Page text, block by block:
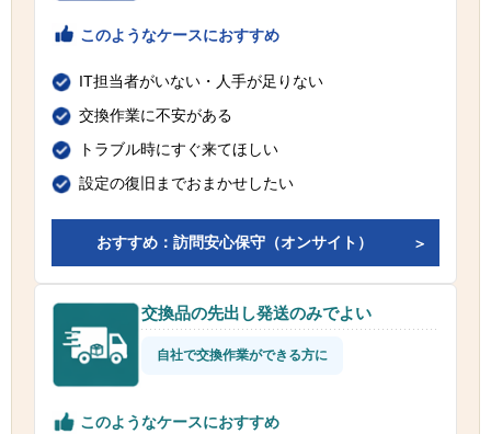
このようなケースにおすすめ
IT担当者がいない・人手が足りない
交換作業に不安がある
トラブル時にすぐ来てほしい
設定の復旧までおまかせしたい
おすすめ：訪問安心保守（オンサイト）
交換品の先出し発送のみでよい
自社で交換作業ができる方に
このようなケースにおすすめ